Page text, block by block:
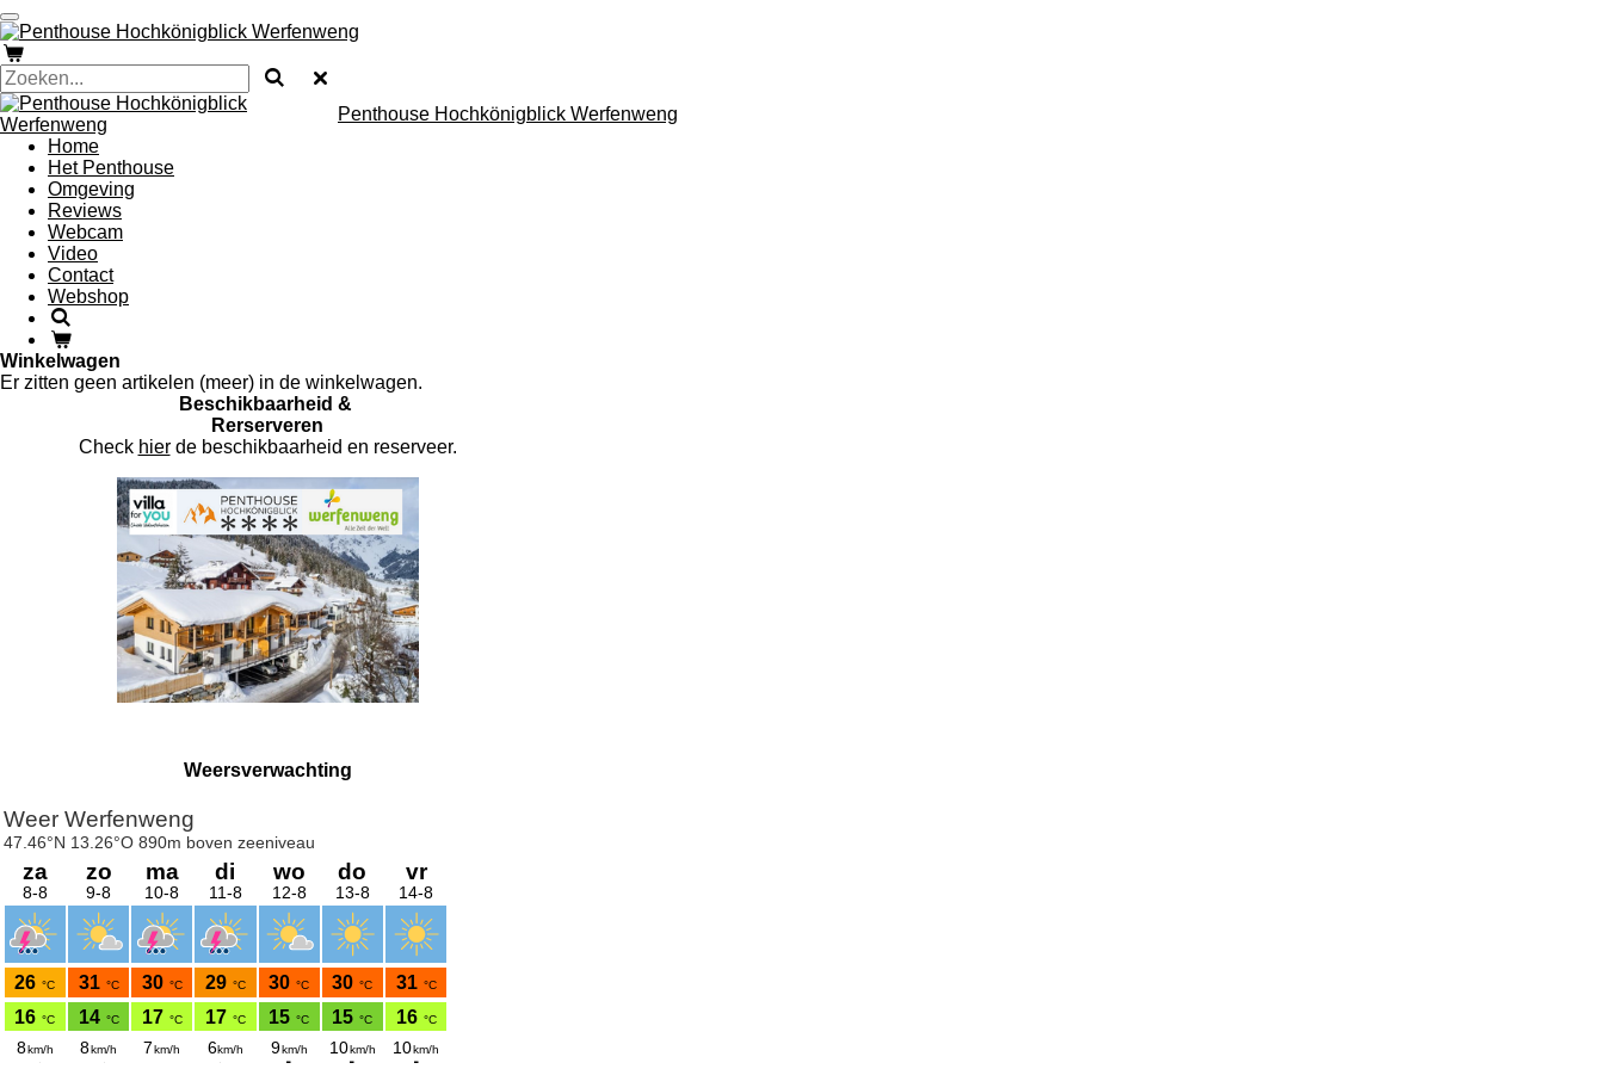
Ga
direct
naar
de
hoofdinhoud
Penthouse Hochkönigblick Werfenweng
Home
Het Penthouse
Omgeving
Reviews
Webcam
Video
Contact
Webshop
Winkelwagen
Er zitten geen artikelen (meer) in de winkelwagen.
Beschikbaarheid &
Rerserveren
Check hierde beschikbaarheid en reserveer.
Weersverwachting